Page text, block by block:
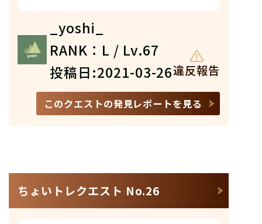
_yoshi_
RANK：L / Lv.67
投稿日:2021-03-26違反報告
このクエストの発見レポートを見る
ちょいトレクエスト No.26